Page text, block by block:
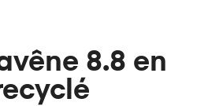
8.8 en